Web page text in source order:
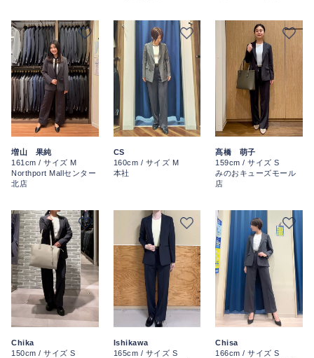
増山 果純
161cm / サイズ M
Northport Mallセンター
北店
CS
160cm / サイズ M
本社
髙橋 萌子
159cm / サイズ S
みのおキューズモール
店
Chika
150cm / サイズ S
Ishikawa
165cm / サイズ S
Chisa
166cm / サイズ S